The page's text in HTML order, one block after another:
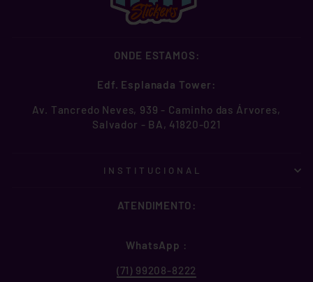
ONDE ESTAMOS:
Edf. Esplanada Tower:
Av. Tancredo Neves, 939 - Caminho das Árvores,
Salvador - BA, 41820-021
INSTITUCIONAL
ATENDIMENTO:
WhatsApp :
(71) 99208-8222